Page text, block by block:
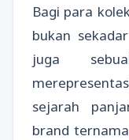
Bagi para
bukan
juga
sejarah
brand